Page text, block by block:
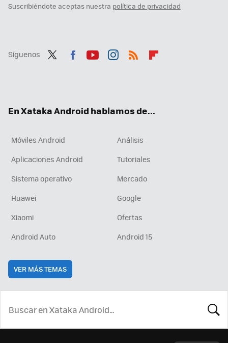
Suscribiéndote aceptas nuestra política de privacidad
Síguenos
En Xataka Android hablamos de...
Móviles Android
Análisis
Aplicaciones Android
Tutoriales
Sistema operativo
Mercado
Huawei
Google
Xiaomi
Ofertas
Android Auto
Android 15
VER MÁS TEMAS